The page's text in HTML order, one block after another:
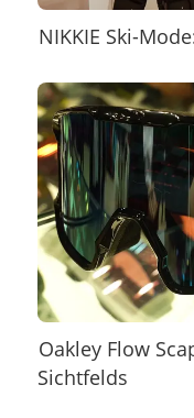
NIKKIE Ski-
Oakley Flow
Sichtfelds